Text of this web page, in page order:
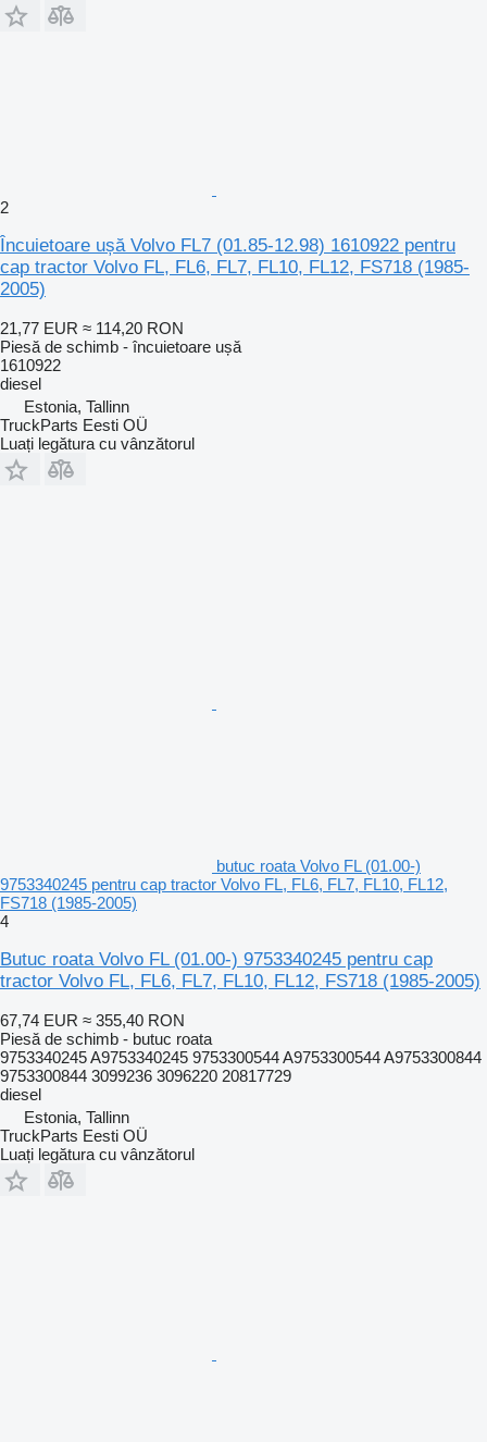
2
Încuietoare ușă Volvo FL7 (01.85-12.98) 1610922 pentru
cap tractor Volvo FL, FL6, FL7, FL10, FL12, FS718 (1985-
2005)
21,77 EUR ≈ 114,20 RON
Piesă de schimb - încuietoare ușă
1610922
diesel
Estonia, Tallinn
TruckParts Eesti OÜ
Luați legătura cu vânzătorul
butuc roata Volvo FL (01.00-)
9753340245 pentru cap tractor Volvo FL, FL6, FL7, FL10, FL12,
FS718 (1985-2005)
4
Butuc roata Volvo FL (01.00-) 9753340245 pentru cap
tractor Volvo FL, FL6, FL7, FL10, FL12, FS718 (1985-2005)
67,74 EUR ≈ 355,40 RON
Piesă de schimb - butuc roata
9753340245 A9753340245 9753300544 A9753300544 A9753300844
9753300844 3099236 3096220 20817729
diesel
Estonia, Tallinn
TruckParts Eesti OÜ
Luați legătura cu vânzătorul